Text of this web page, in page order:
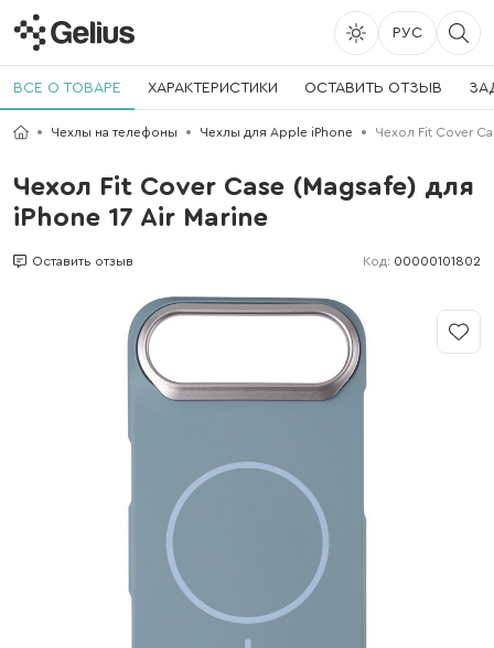
РУС
ВСЕ О ТОВАРЕ ХАРАКТЕРИСТИКИ ОСТАВИТЬ ОТЗЫВ
Чехлы на телефоны Чехлы для Apple iPhone Чехол Fit Cover
Чехол Fit Cover Case (Magsafe) для
iPhone 17 Air Marine
Оставить отзыв Код: 00000101802